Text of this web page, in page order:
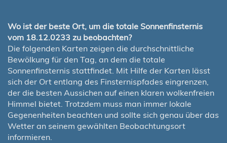
Wo ist der beste Ort, um die totale Sonnenfinsternis
vom 18.12.0233 zu beobachten?
Die folgenden Karten zeigen die durchschnittliche
Bewölkung für den Tag, an dem die totale
Sonnenfinsternis stattfindet. Mit Hilfe der Karten lässt
sich der Ort entlang des Finsternispfades eingrenzen,
der die besten Aussichen auf einen klaren wolkenfreien
Himmel bietet. Trotzdem muss man immer lokale
Gegenenheiten beachten und sollte sich genau über das
Wetter an seinem gewählten Beobachtungsort
informieren.